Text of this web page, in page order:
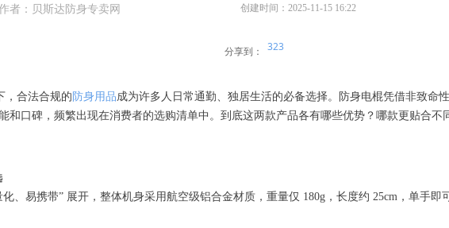
，合法合规的 防身用品成为许多人日常通勤、独居生活的必备选择。防身电棍凭借非致命
和口碑，频繁出现在消费者的选购清单中。到底这两款产品各有哪些优势？哪款更贴合
、易携带” 展开，整体机身采用航空级铝合金材质，重量仅 180g，长度约 25cm，单手
分享到： 323
创建时间： 2025-11-15 16:22
者：贝斯达防身专卖网